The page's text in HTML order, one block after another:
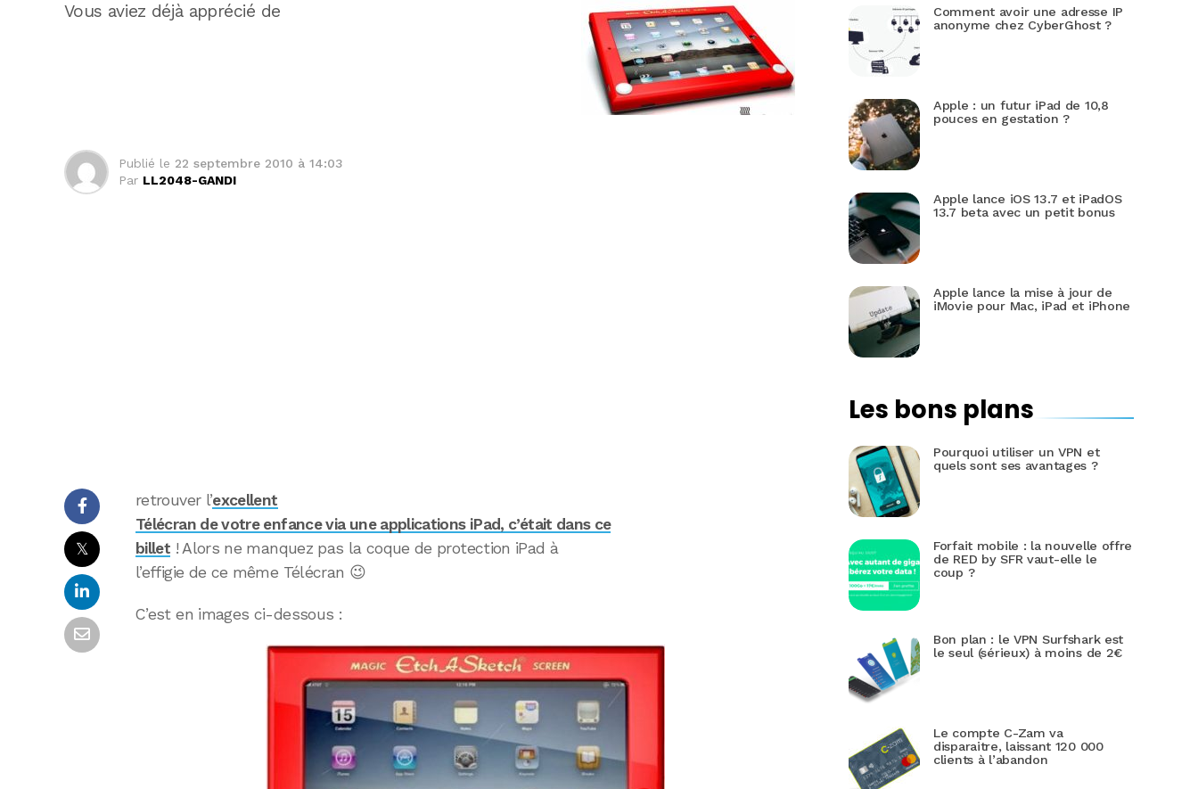
Vous aviez déjà apprécié de
Publié le 22 septembre 2010 à 14:03
Par LL2048-GANDI
𝕏
retrouver l’excellent
Télécran de votre enfance via une applications iPad, c’était dans ce
billet ! Alors ne manquez pas la coque de protection iPad à
l’effigie de ce même Télécran 😉
C’est en images ci-dessous :
Comment avoir une adresse IP
anonyme chez CyberGhost ?
Apple : un futur iPad de 10,8
pouces en gestation ?
Apple lance iOS 13.7 et iPadOS
13.7 beta avec un petit bonus
Apple lance la mise à jour de
iMovie pour Mac, iPad et iPhone
Les bons plans
Pourquoi utiliser un VPN et
quels sont ses avantages ?
Forfait mobile : la nouvelle offre
de RED by SFR vaut-elle le
coup ?
Bon plan : le VPN Surfshark est
le seul (sérieux) à moins de 2€
Le compte C-Zam va
disparaitre, laissant 120 000
clients à l’abandon